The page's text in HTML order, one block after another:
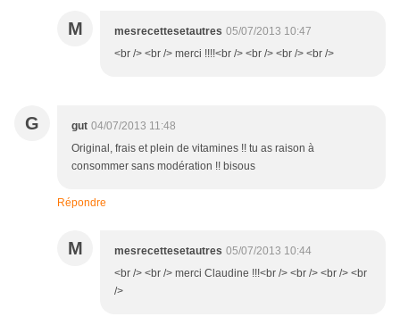
M mesrecettesetautres 05/07/2013 10:47
<br /> <br /> merci !!!!<br /> <br /> <br /> <br />
G gut 04/07/2013 11:48
Original, frais et plein de vitamines !! tu as raison à
consommer sans modération !! bisous
Répondre
M mesrecettesetautres 05/07/2013 10:44
<br /> <br /> merci Claudine !!!<br /> <br /> <br /> <br
/>